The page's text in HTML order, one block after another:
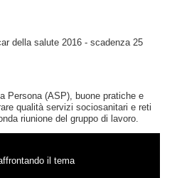
della salute 2016 - scadenza 25
Persona (ASP), buone pratiche e
qualità servizi sociosanitari e reti
riunione del gruppo di lavoro.
il tema